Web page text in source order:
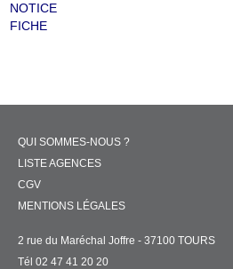
NOTICE
FICHE
QUI SOMMES-NOUS ?
LISTE AGENCES
CGV
MENTIONS LÉGALES
2 rue du Maréchal Joffre - 37100 TOURS
Tél 02 47 41 20 20